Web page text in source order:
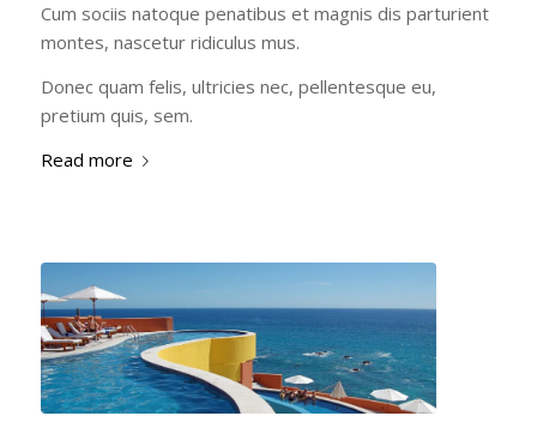
Cum sociis natoque penatibus et magnis dis parturient
montes, nascetur ridiculus mus.
Donec quam felis, ultricies nec, pellentesque eu,
pretium quis, sem.
Read more